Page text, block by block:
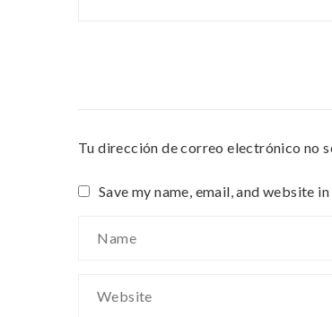
Tu dirección de correo electrónico no
Save my name, email, and website